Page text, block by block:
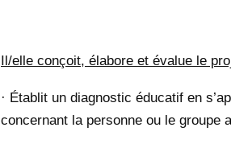
Il/elle conçoit, élabore et évalue le
· Établit un diagnostic éducatif en
concernant la personne ou le groupe